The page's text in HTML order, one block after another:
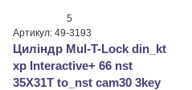
5
Артикул: 49-3193
Циліндр Mul-T-Lock din_kt
xp Interactive+ 66 nst
35X31T to_nst cam30 3key